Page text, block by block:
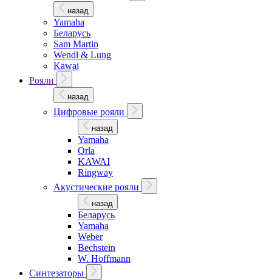
назад
Yamaha
Беларусь
Sam Martin
Wendl & Lung
Kawai
Рояли
назад
Цифровые рояли
назад
Yamaha
Orla
KAWAI
Ringway
Акустические рояли
назад
Беларусь
Yamaha
Weber
Bechstein
W. Hoffmann
Синтезаторы